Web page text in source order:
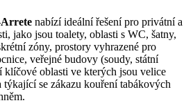
nabízí ideální řešení pro privátní a
jako jsou toalety, oblasti s WC, šatny,
zóny, prostory vyhrazené pro
veřejné budovy (soudy, státní
klíčové oblasti ve kterých jsou velice
týkající se zákazu kouření tabákových